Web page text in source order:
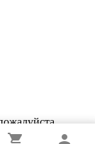
shopping_cart person